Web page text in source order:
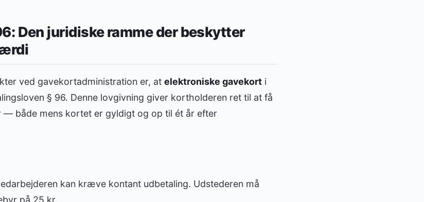
Den juridiske ramme der beskytter
ved gavekortadministration er, at elektroniske gavekort i
§ 96. Denne lovgivning giver kortholderen ret til at få
både mens kortet er gyldigt og op til ét år efter
kan kræve kontant udbetaling. Udstederen må